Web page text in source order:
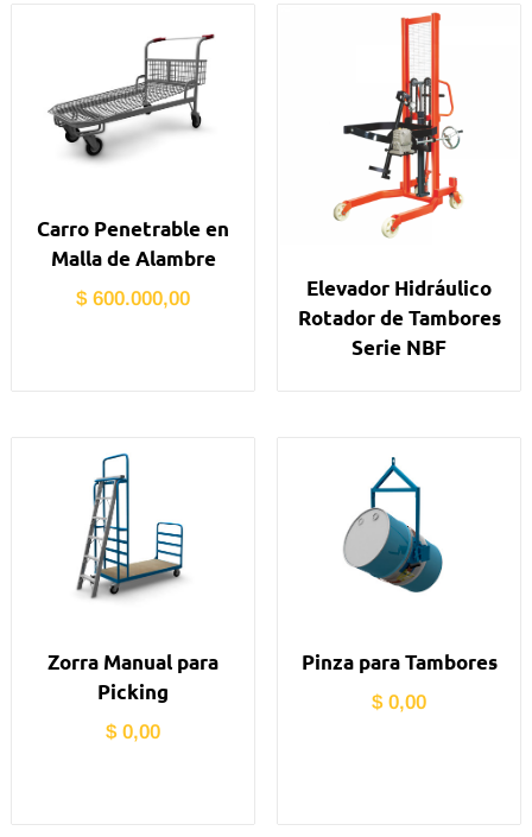
Carro Penetrable en
Malla de Alambre
$600.000,00
Elevador Hidráulico
Rotador de Tambores
Serie NBF
Zorra Manual para
Picking
$0,00
Pinza para Tambores
$0,00